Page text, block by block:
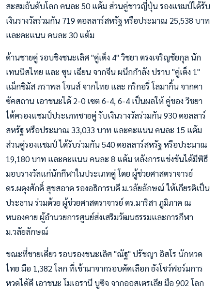
สะสมอันดับโลก คนละ 50 แต้ม ส่วนคู่ชาวญี่ปุ่น รองแชมป์ได้รับ
เงินรางวัลร่วมกัน 719 ดอลลาร์สหรัฐ หรือประมาณ 25,538 บาท
และคะแนน คนละ 30 แต้ม
ด้านชายคู่ รอบชิงชนะเลิศ "คู่เต็ง 4" วิชยา ตรงเจริญชัยกุล นัก
เทนนิสไทย และ ซุน เฉียน จากจีน ผนึกกำลัง ปราบ "คู่เต็ง 1"
แม็กซิมัส ภราพล โจนส์ จากไทย และ กริกอรี่ โลมากิ้น จากคา
ซัคสถาน เอาชนะได้ 2-0 เซต 6-4, 6-4 เป็นผลให้ คู่ของ วิชยา
ได้ครองแชมป์ประเภทชายคู่ รับเงินรางวัลร่วมกัน 930 ดอลลาร์
สหรัฐ หรือประมาณ 33,033 บาท และคะแนน คนละ 15 แต้ม
ส่วนคู่รองแชมป์ ได้รับร่วมกัน 540 ดอลลาร์สหรัฐ หรือประมาณ
19,180 บาท และคะแนน คนละ 8 แต้ม หลังการแข่งขันได้มีพิธี
มอบรางวัลแก่นักกีฬาในประเภทคู่ โดย ผู้ช่วยศาสตราจารย์
ดร.ผดุงศักดิ์ สุขสอาด รองอธิการบดี ม.วลัยลักษณ์ ให้เกียรติเป็น
ประธาน ร่วมด้วย ผู้ช่วยศาสตราจารย์ ดร.มาริสา ภูมิภาค ณ
หนองคาย ผู้อำนวยการศูนย์ส่งเสริมวัฒนธรรมและการกีฬา
ม.วลัยลักษณ์
ขณะที่ชายเดี่ยว รอบรองชนะเลิศ "ณัฐ" ปรัชญา อิสโร นักหวด
ไทย มือ 1,382 โลก ที่เข้ามาจากรอบคัดเลือก ยังโชว์ฟอร์มการ
หวดได้ดี เอาชนะ โมเอรานี บูซิจ จากออสเตรเลีย มือ 902 โลก